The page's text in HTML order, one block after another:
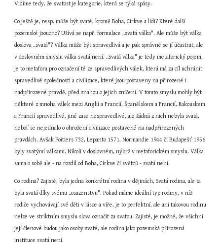
Vidíme tedy, že svatost je kategorie, která se týká spásy.
Co ještě je, resp. může být svaté, kromě Boha, Církve a lidí? Které další
pozemské jsoucno? Užívá se např. formulace „svatá válka". Ale může být válka
doslova „svatá"? Válka může být spravedlivá a je pak správné se jí účastnit, ale
v doslovném smyslu válka svatá není. „Svatá válka" je tedy metaforický pojem,
je to metafora pro označení té ze spravedlivých válek, která má za cíl uchránit
spravedlivé společnosti a civilizace, které jsou postaveny na přirozené i
nadpřirozené pravdě, před snahou o jejich zničení. V tomto smyslu mohly být
některé z mnoha válek mezi Anglií a Francií, Španělskem a Francií, Rakouskem
a Francií spravedlivé, jiné zase nespravedlivé, ale žádná z nich nebyla svatá,
neboť se nejednalo o ohrožení civilizace postavené na nadpřirozených
pravdách. Avšak Poitiers 732, Lepanto 1571, Normandie 1944 či Budapešť 1956
byly svatými válkami. Nikoli v doslovném, nýbrž v metaforickém smyslu. Válka
sama o sobě ale - na rozdíl od Boha, Církve či světců - svatá není.
Co rodina? Zajisté, byla jedna konkrétní rodina v dějinách, Svatá rodina, ale ta
byla svatá díky svému „osazenstvu". Pokud máme ideální typ rodiny, v níž
rodiče vychovávají své děti v lásce a víře, je to perfektní, ale ani takovou rodinu
nelze ve striktním smyslu slova označit za svatou. Zajisté, je možné, že všichni
její členové budou jako osoby svaté, ale rodina jako pozemská přirozená
instituce svatá není.